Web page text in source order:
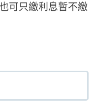
可只繳利息暫不繳